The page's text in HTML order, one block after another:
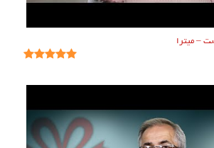
– میترا